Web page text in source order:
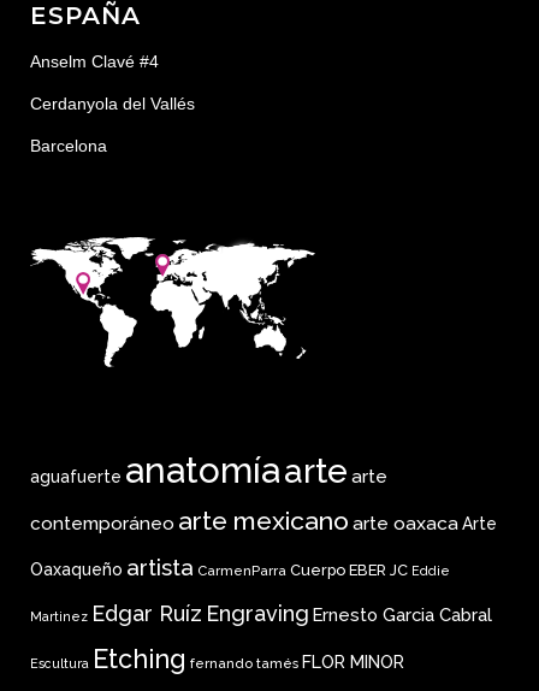
ESPAÑA
Anselm Clavé #4
Cerdanyola del Vallés
Barcelona
aguafuerte anatomíaarte arte
contemporáneo arte mexicano arte oaxacaArte
Oaxaqueño artista CarmenParra Cuerpo EBER JC Eddie
Martinez Edgar Ruíz Engraving Ernesto Garcia Cabral
Escultura Etching fernando tamés FLOR MINOR